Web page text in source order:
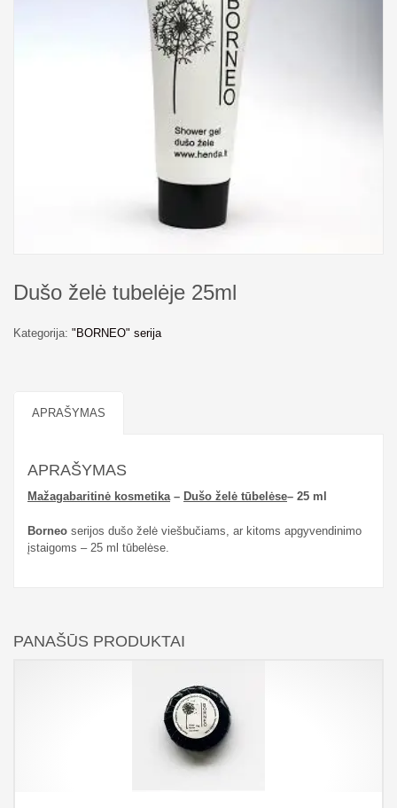
Dušo želė tubelėje 25ml
Kategorija: "BORNEO" serija
APRAŠYMAS
APRAŠYMAS
Mažagabaritinė kosmetika – Dušo želė tūbelėse– 25 ml
Borneo serijos dušo želė viešbučiams, ar kitoms apgyvendinimo
įstaigoms – 25 ml tūbelėse.
PANAŠŪS PRODUKTAI